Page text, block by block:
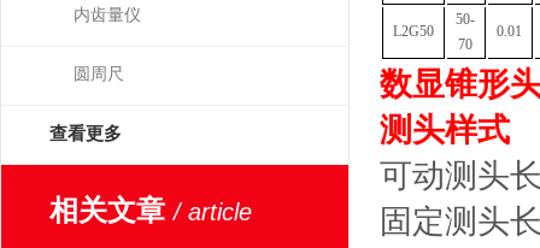
内齿量仪
圆周尺
查看更多
相关文章/ article
L2G50
50-
70
0.01
数显锥形
测头样式
可动测头
固定测头